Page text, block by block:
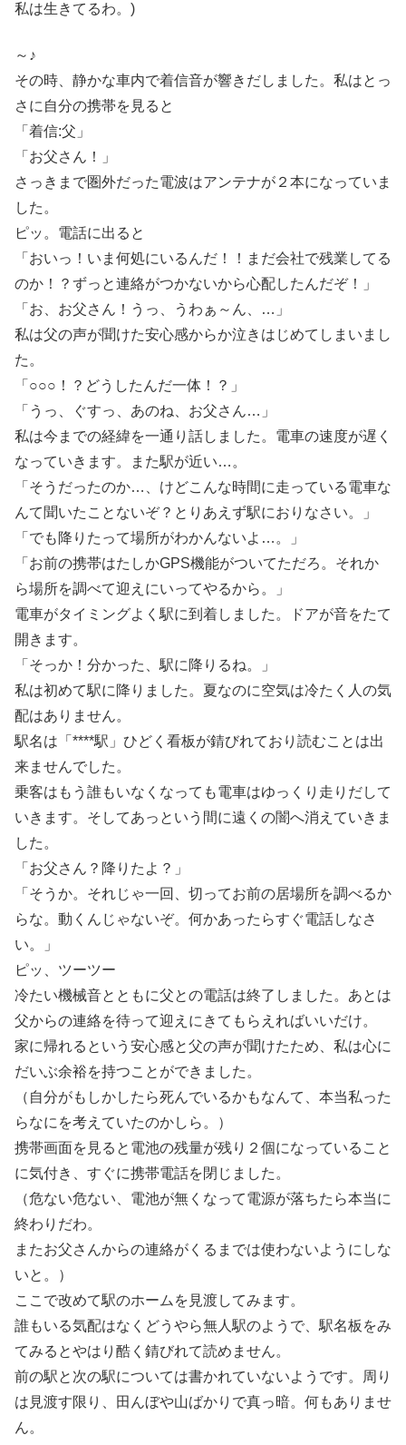
私は生きてるわ。)
～♪
その時、静かな車内で着信音が響きだしました。私はとっ
さに自分の携帯を見ると
「着信:父」
「お父さん！」
さっきまで圏外だった電波はアンテナが２本になっていま
した。
ピッ。電話に出ると
「おいっ！いま何処にいるんだ！！まだ会社で残業してる
のか！？ずっと連絡がつかないから心配したんだぞ！」
「お、お父さん！うっ、うわぁ～ん、…」
私は父の声が聞けた安心感からか泣きはじめてしまいまし
た。
「○○○！？どうしたんだ一体！？」
「うっ、ぐすっ、あのね、お父さん…」
私は今までの経緯を一通り話しました。電車の速度が遅く
なっていきます。また駅が近い…。
「そうだったのか…、けどこんな時間に走っている電車な
んて聞いたことないぞ？とりあえず駅におりなさい。」
「でも降りたって場所がわかんないよ…。」
「お前の携帯はたしかGPS機能がついてただろ。それか
ら場所を調べて迎えにいってやるから。」
電車がタイミングよく駅に到着しました。ドアが音をたて
開きます。
「そっか！分かった、駅に降りるね。」
私は初めて駅に降りました。夏なのに空気は冷たく人の気
配はありません。
駅名は「****駅」ひどく看板が錆びれており読むことは出
来ませんでした。
乗客はもう誰もいなくなっても電車はゆっくり走りだして
いきます。そしてあっという間に遠くの闇へ消えていきま
した。
「お父さん？降りたよ？」
「そうか。それじゃ一回、切ってお前の居場所を調べるか
らな。動くんじゃないぞ。何かあったらすぐ電話しなさ
い。」
ピッ、ツーツー
冷たい機械音とともに父との電話は終了しました。あとは
父からの連絡を待って迎えにきてもらえればいいだけ。
家に帰れるという安心感と父の声が聞けたため、私は心に
だいぶ余裕を持つことができました。
（自分がもしかしたら死んでいるかもなんて、本当私った
らなにを考えていたのかしら。）
携帯画面を見ると電池の残量が残り２個になっていること
に気付き、すぐに携帯電話を閉じました。
（危ない危ない、電池が無くなって電源が落ちたら本当に
終わりだわ。
またお父さんからの連絡がくるまでは使わないようにしな
いと。）
ここで改めて駅のホームを見渡してみます。
誰もいる気配はなくどうやら無人駅のようで、駅名板をみ
てみるとやはり酷く錆びれて読めません。
前の駅と次の駅については書かれていないようです。周り
は見渡す限り、田んぼや山ばかりで真っ暗。何もありませ
ん。